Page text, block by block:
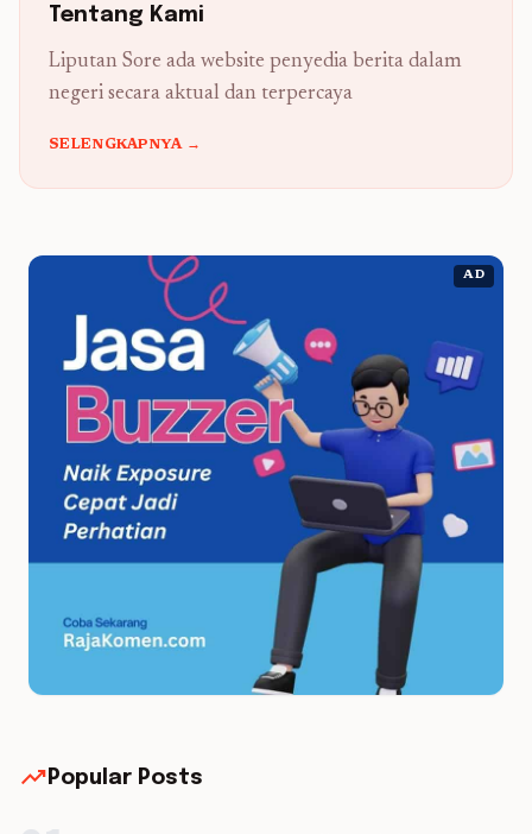
Tentang Kami
Liputan Sore ada website penyedia berita dalam
negeri secara aktual dan terpercaya
SELENGKAPNYA →
AD
trending_up Popular Posts